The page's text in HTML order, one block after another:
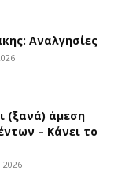
Αναλγησίες
(ξανά) άμεση
– Κάνει το